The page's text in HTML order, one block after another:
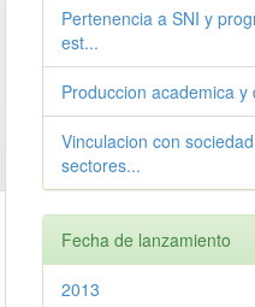
Pertenencia a SNI y
est...
Produccion academica y
Vinculacion con sociedad
sectores...
Fecha de lanzamiento
2013